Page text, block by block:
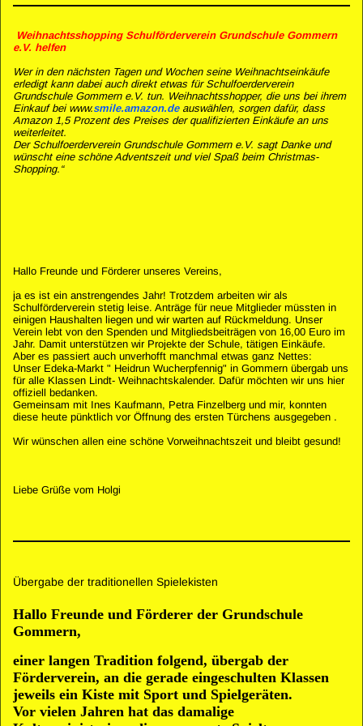
6. Dezember 2020
Weihnachtsshopping Schulförderverein Grundschule Gommern
e.V. helfen
Wer in den nächsten Tagen und Wochen seine Weihnachtseinkäufe
erledigt kann dabei auch direkt etwas für Schulfoerderverein
Grundschule Gommern e.V. tun. Weihnachtsshopper, die uns bei ihrem
Einkauf bei www.smile.amazon.deauswählen, sorgen dafür, dass
Amazon 1,5 Prozent des Preises der qualifizierten Einkäufe an uns
weiterleitet.
Der Schulfoerderverein Grundschule Gommern e.V. sagt Danke und
wünscht eine schöne Adventszeit und viel Spaß beim Christmas-
Shopping.“
Hallo Freunde und Förderer unseres Vereins,
ja es ist ein anstrengendes Jahr! Trotzdem arbeiten wir als
Schulförderverein stetig leise. Anträge für neue Mitglieder müssten in
einigen Haushalten liegen und wir warten auf Rückmeldung. Unser
Verein lebt von den Spenden und Mitgliedsbeiträgen von 16,00 Euro im
Jahr. Damit unterstützen wir Projekte der Schule, tätigen Einkäufe.
Aber es passiert auch unverhofft manchmal etwas ganz Nettes:
Unser Edeka-Markt " Heidrun Wucherpfennig" in Gommern übergab uns
für alle Klassen Lindt- Weihnachtskalender. Dafür möchten wir uns hier
offiziell bedanken.
Gemeinsam mit Ines Kaufmann, Petra Finzelberg und mir, konnten
diese heute pünktlich vor Öffnung des ersten Türchens ausgegeben .
Wir wünschen allen eine schöne Vorweihnachtszeit und bleibt gesund!
Liebe Grüße vom Holgi
Übergabe der traditionellen Spielekisten
Hallo Freunde und Förderer der Grundschule
Gommern,
einer langen Tradition folgend, übergab der
Förderverein, an die gerade eingeschulten Klassen
jeweils ein Kiste mit Sport und Spielgeräten.
Vor vielen Jahren hat das damalige